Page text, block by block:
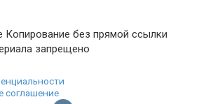
Копирование без прямой ссылки
запрещено
соглашение